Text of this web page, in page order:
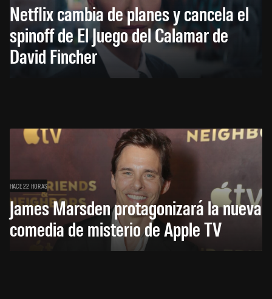
Netflix cambia de planes y cancela el
spinoff de El Juego del Calamar de
David Fincher
HACE 22 HORAS
James Marsden protagonizará la nueva
comedia de misterio de Apple TV